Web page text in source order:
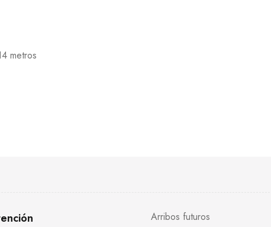
metros
Arribos futuros